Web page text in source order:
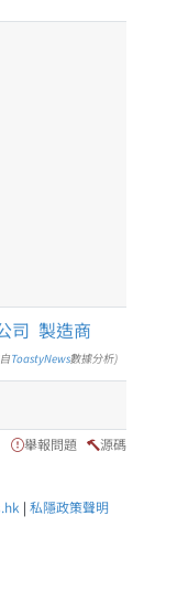
司 製造商
ToastyNews數據分析)
舉報問題 源碼
| 私隱政策聲明